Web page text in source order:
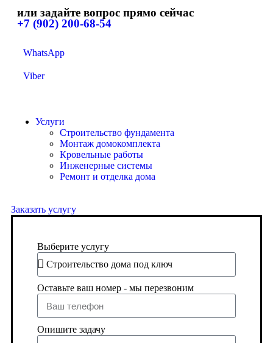
или задайте вопрос прямо сейчас
+7 (902) 200-68-54
WhatsApp
Viber
Услуги
Строительство фундамента
Монтаж домокомплекта
Кровельные работы
Инженерные системы
Ремонт и отделка дома
Заказать услугу
Выберите услугу
Оставьте ваш номер - мы перезвоним
Опишите задачу